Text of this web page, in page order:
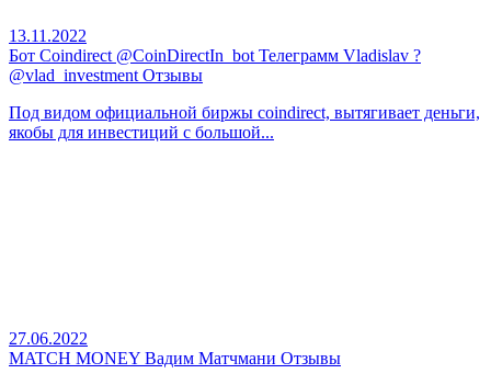
13.11.2022
Бот Coindirect @CoinDirectIn_bot Телеграмм Vladislav ?
@vlad_investment Отзывы
Под видом официальной биржы coindirect, вытягивает деньги,
якобы для инвестиций с большой...
27.06.2022
MATCH MONEY Вадим Матчмани Отзывы